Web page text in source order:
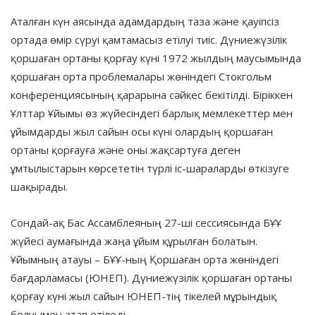
Аталған күн аясында адамдардың таза және қауіпсіз
ортада өмір сүруі қамтамасыз етілуі тиіс. Дүниежүзілік
қоршаған ортаны қорғау күні 1972 жылдың маусымында
қоршаған орта проблемалары жөніндегі Стокгольм
конференциясының қарарына сәйкес бекітілді. Біріккен
Ұлттар Ұйымы өз жүйесіндегі барлық мемлекеттер мен
ұйымдарды жыл сайын осы күні олардың қоршаған
ортаны қорғауға және оны жақсартуға деген
ұмтылыстарын көрсететін түрлі іс-шараларды өткізуге
шақырады.
Сондай-ақ Бас Ассамблеяның 27-ші сессиясында БҰҰ
жүйесі аумағында жаңа ұйым құрылған болатын.
Ұйымның атауы – БҰҰ-ның Қоршаған орта жөніндегі
бағдарламасы (ЮНЕП). Дүниежүзілік қоршаған ортаны
қорғау күні жыл сайын ЮНЕП-тің тікелей мұрындық